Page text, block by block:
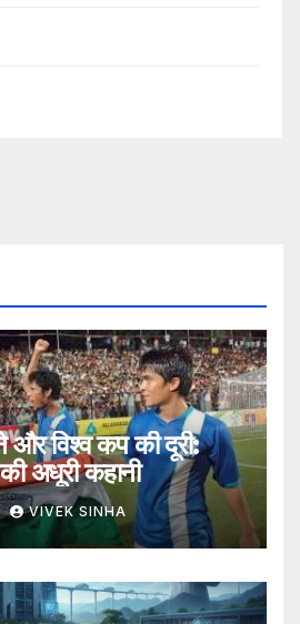
विश्व कप की दूरी:
अधूरी कहानी
VIVEK SINHA